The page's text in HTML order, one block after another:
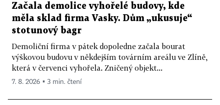
Začala demolice vyhořelé budovy, kde
měla sklad firma Vasky. Dům „ukusuje“
stotunový bagr
Demoliční firma v pátek dopoledne začala bourat
výškovou budovu v někdejším továrním areálu ve Zlíně,
která v červenci vyhořela. Zničený objekt...
7. 8. 2026 ▪ 3 min. čtení